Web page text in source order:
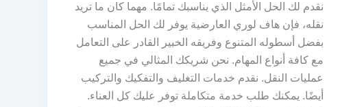
نقدم لك الحل الأمثل الذي يناسبك تمامًا. مهما كان ما تريد
نقله، فإن هاف لوري العارضية يوفر لك الحل المناسب
بفضل أسطوله المتنوع وفريقه الخبير القادر على التعامل
مع كافة أنواع المهام. نحن شريكك المثالي في جميع
عمليات النقل. نقدم خدمات التغليف والتفكيك والتركيب
أيضًا. يمكنك طلب خدمة متكاملة توفر عليك كل العناء.